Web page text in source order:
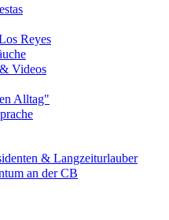
Reyes
Videos
Alltag"
& Langzeiturlauber
an der CB